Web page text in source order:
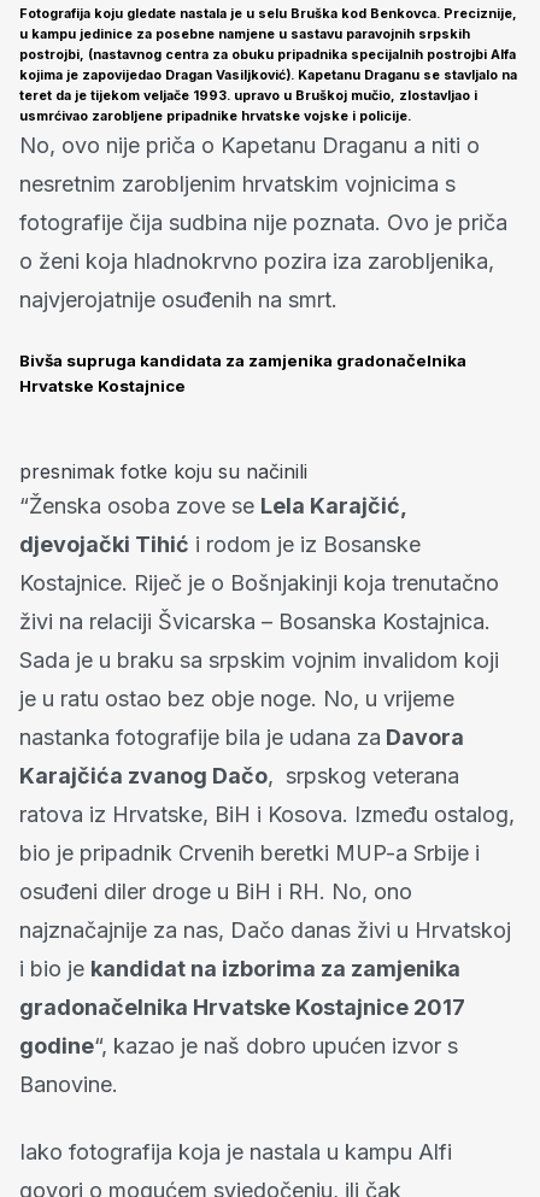
Fotografija koju gledate nastala je u selu Bruška kod Benkovca. Preciznije,
u kampu jedinice za posebne namjene u sastavu paravojnih srpskih
postrojbi, (nastavnog centra za obuku pripadnika specijalnih postrojbi Alfa
kojima je zapovijedao Dragan Vasiljković). Kapetanu Draganu se stavljalo na
teret da je tijekom veljače 1993. upravo u Bruškoj mučio, zlostavljao i
usmrćivao zarobljene pripadnike hrvatske vojske i policije.
No, ovo nije priča o Kapetanu Draganu a niti o
nesretnim zarobljenim hrvatskim vojnicima s
fotografije čija sudbina nije poznata. Ovo je priča
o ženi koja hladnokrvno pozira iza zarobljenika,
najvjerojatnije osuđenih na smrt.
Bivša supruga kandidata za zamjenika gradonačelnika
Hrvatske Kostajnice
presnimak fotke koju su načinili
“Ženska osoba zove se Lela Karajčić,
djevojački Tihić i rodom je iz Bosanske
Kostajnice. Riječ je o Bošnjakinji koja trenutačno
živi na relaciji Švicarska – Bosanska Kostajnica.
Sada je u braku sa srpskim vojnim invalidom koji
je u ratu ostao bez obje noge. No, u vrijeme
nastanka fotografije bila je udana za Davora
Karajčića zvanog Dačo, srpskog veterana
ratova iz Hrvatske, BiH i Kosova. Između ostalog,
bio je pripadnik Crvenih beretki MUP-a Srbije i
osuđeni diler droge u BiH i RH. No, ono
najznačajnije za nas, Dačo danas živi u Hrvatskoj
i bio je kandidat na izborima za zamjenika
gradonačelnika Hrvatske Kostajnice 2017
godine“, kazao je naš dobro upućen izvor s
Banovine.
Iako fotografija koja je nastala u kampu Alfi
govori o mogućem svjedočenju, ili čak